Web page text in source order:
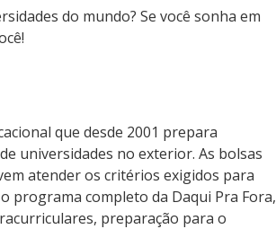
do mundo? Se você sonha em
que desde 2001 prepara
universidades no exterior. As bolsas
atender os critérios exigidos para
programa completo da Daqui Pra Fora,
preparação para o